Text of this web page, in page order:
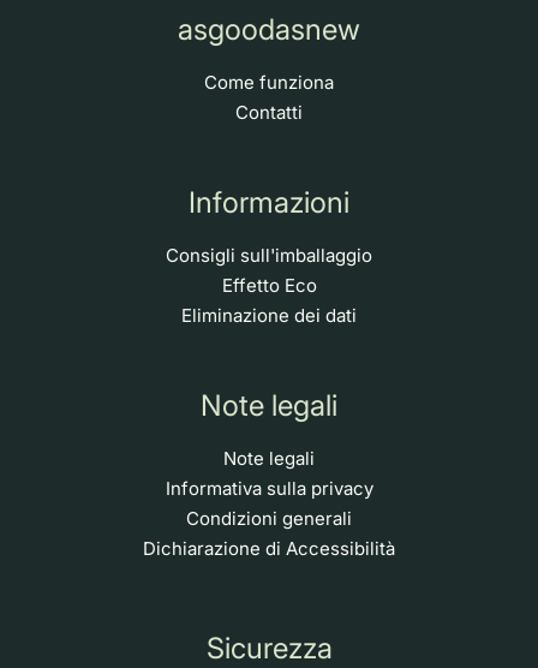
asgoodasnew
Come funziona
Contatti
Informazioni
Consigli sull'imballaggio
Effetto Eco
Eliminazione dei dati
Note legali
Note legali
Informativa sulla privacy
Condizioni generali
Dichiarazione di Accessibilità
Sicurezza